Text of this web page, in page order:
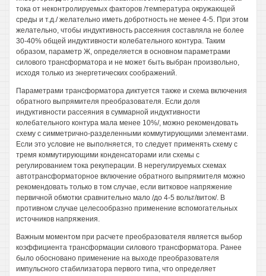
тока от неконтролируемых факторов /температура окружающей
среды и т.д./ желательно иметь добротность не менее 4-5. При этом
желательно, чтобы индуктивность рассеяния составляла не более
30-40% общей индуктивности колебательного контура. Таким
образом, параметр Ж, определяется в основном параметрами
силового трансформатора и не может быть выбран произвольно,
исходя только из энергетических соображений.
Параметрами трансформатора диктуется также и схема включения
обратного выпрямителя преобразователя. Если доля
индуктивности рассеяния в суммарной индуктивности
колебательного контура мала менее 10%/, можно рекомендовать
схему с симметрично-разделенными коммутирующими элементами.
Если это условие не выполняется, то следует применять схему с
тремя коммутирующими конденсаторами или схемы с
регулированием тока рекуперации. В нерегулируемых схемах
автотрансформаторное включение обратного выпрямителя можно
рекомендовать только в том случае, если витковое напряжение
первичной обмотки сравнительно мало /до 4-5 вольт/виток/. В
противном случае целесообразно применение вспомогательных
источников напряжения.
Важным моментом при расчете преобразователя является выбор
коэффициента трансформации силового трансформатора. Ранее
было обосновано применение на выходе преобразователя
импульсного стабилизатора первого типа, что определяет